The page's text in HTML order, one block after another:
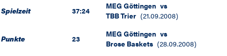
Spielzeit 37:24 MEG Göttingen vs
TBB Trier (21.09.2008)
Punkte 23 MEG Göttingen vs
Brose Baskets (28.09.2008)